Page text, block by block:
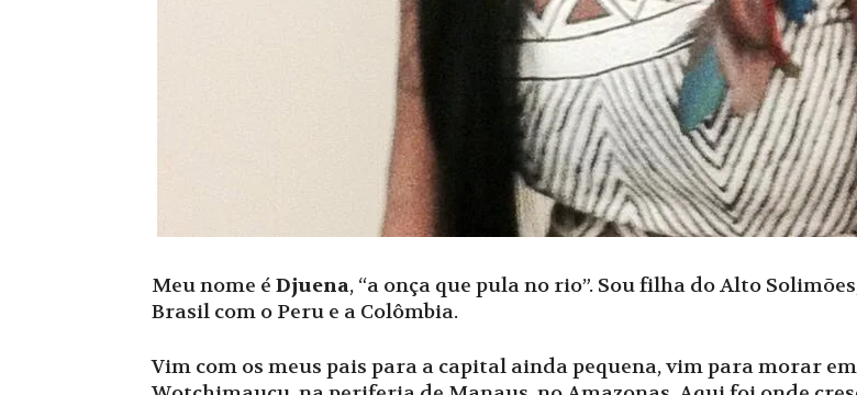
Meu nome é Djuena, “a onça que pula no rio”. Sou filha do Alto
Brasil com o Peru e a Colômbia.
Vim com os meus pais para a capital ainda pequena, vim para morar